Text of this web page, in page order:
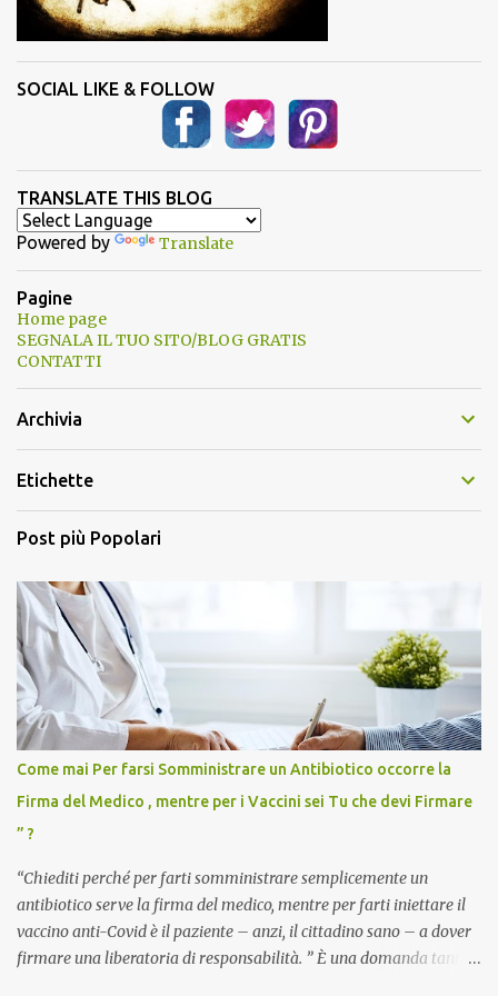
SOCIAL LIKE & FOLLOW
TRANSLATE THIS BLOG
Powered by Translate
Pagine
Home page
SEGNALA IL TUO SITO/BLOG GRATIS
CONTATTI
Archivia
Etichette
Post più Popolari
Come mai Per farsi Somministrare un Antibiotico occorre la
Firma del Medico , mentre per i Vaccini sei Tu che devi Firmare
” ?
“Chiediti perché per farti somministrare semplicemente un
antibiotico serve la firma del medico, mentre per farti iniettare il
vaccino anti-Covid è il paziente – anzi, il cittadino sano – a dover
firmare una liberatoria di responsabilità. ” È una domanda tanto